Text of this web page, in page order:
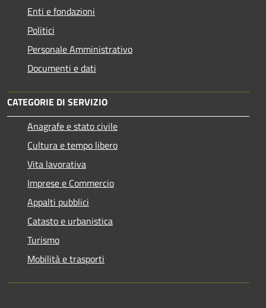
Enti e fondazioni
Politici
Personale Amministrativo
Documenti e dati
CATEGORIE DI SERVIZIO
Anagrafe e stato civile
Cultura e tempo libero
Vita lavorativa
Imprese e Commercio
Appalti pubblici
Catasto e urbanistica
Turismo
Mobilità e trasporti